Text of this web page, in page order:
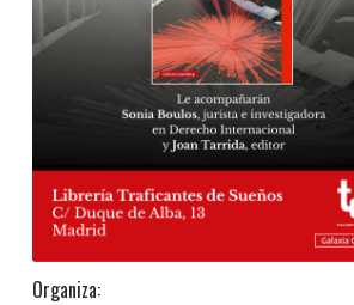
Organiza: